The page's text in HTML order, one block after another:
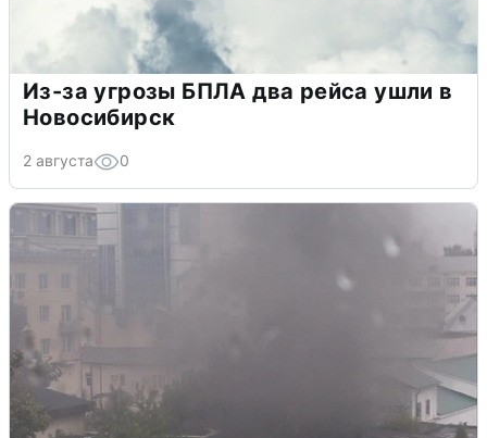
Из-за угрозы БПЛА два рейса ушли в
Новосибирск
2 августа 0